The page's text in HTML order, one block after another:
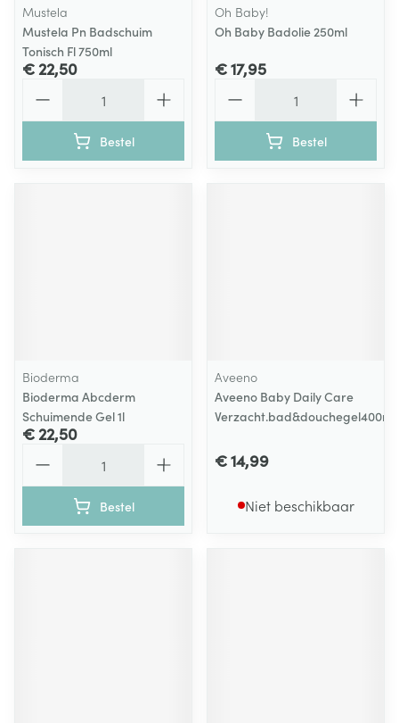
Mustela
Mustela Pn Badschuim
Tonisch Fl 750ml
€ 22,50
Bestel
Oh Baby!
Oh Baby Badolie 250ml
€ 17,95
Bestel
Bioderma
Bioderma Abcderm
Schuimende Gel 1l
€ 22,50
Bestel
Aveeno
Aveeno Baby Daily Care
Verzacht.bad&douchegel400ml
€ 14,99
Niet beschikbaar